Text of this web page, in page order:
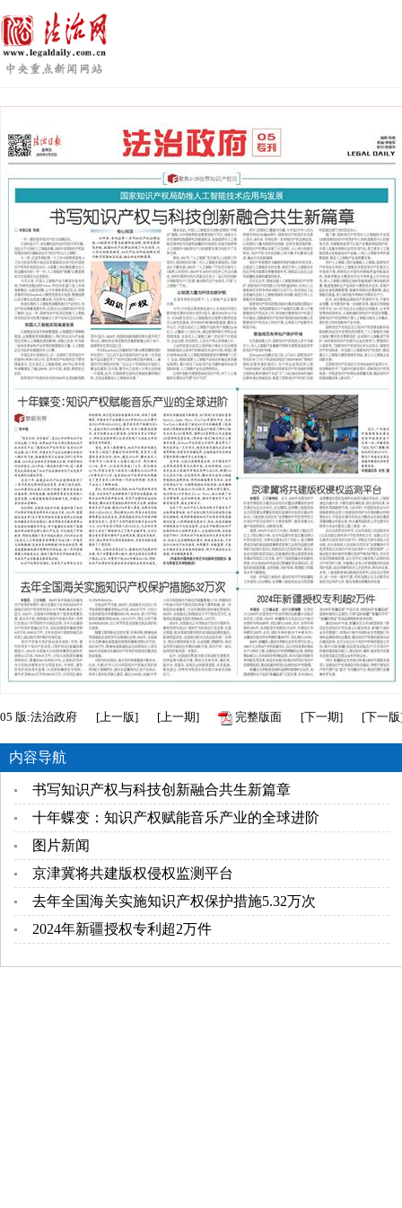
05 版:法治政府 [上一版] [上一期] 完整版面 [下一期] [下一版
内容导航
书写知识产权与科技创新融合共生新篇章
十年蝶变：知识产权赋能音乐产业的全球进阶
图片新闻
京津冀将共建版权侵权监测平台
去年全国海关实施知识产权保护措施5.32万次
2024年新疆授权专利超2万件